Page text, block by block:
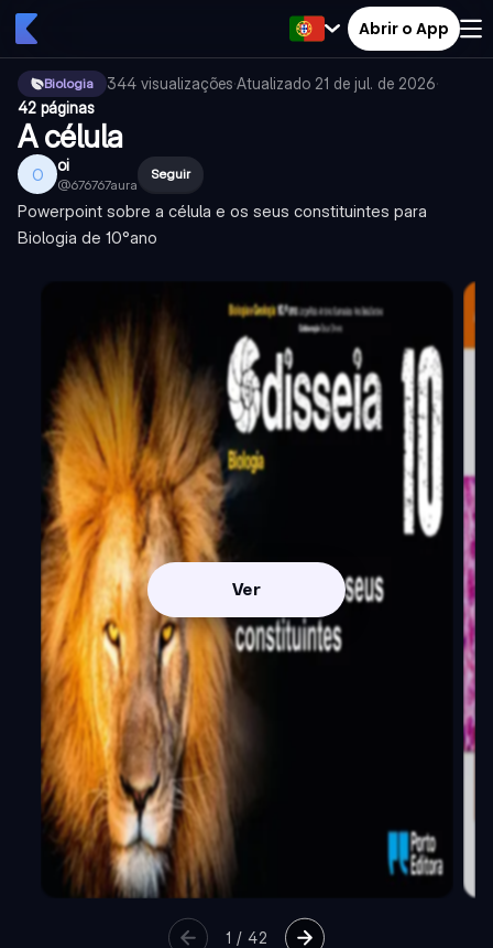
Abrir o App
Biologia 344 visualizações·Atualizado 21 de jul. de 2026·
42 páginas
A célula
O oi
@676767aura
Seguir
Powerpoint sobre a célula e os seus constituintes para
Biologia de 10°ano
Ver
1 / 42